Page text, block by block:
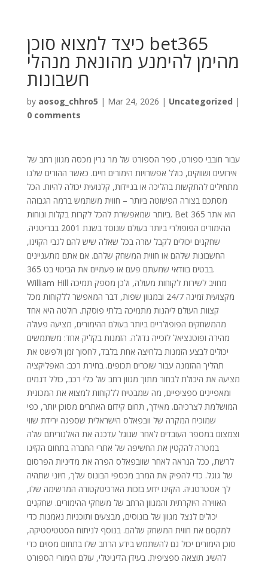
כיצד למצוא סוכן bet365
מהימן להימנע מהונאת מנהלי
חשבונות
by aosog_chhro5 | Mar 24, 2026 | Uncategorized |
0 comments
עבור חובבי ספורט, ספר הספורט של מר גרין מכסה מגוון רחב של
אירועים ושווקים, כולל אפשרויות הימורים חיים. כאשר ההורים שלנו
מתחילים להתקשות בהליכה או בניידות, קלנועית יכולה להיות. הכל
מסתכם בצורה הפשוטה ביותר – חווית משתמש ברמה הגבוהה
ביותר שמאפשרת להכל לקרות בקלות ונוחות. Bet 365 הוא אתר
ההימורים הפופולרי ביותר בעולם שנוסד בשנת 2001 בבריטניה.
שחקנים יכולים לקבל עזרה בכל שאלה שיש להם לגבי הקזינו,
החשבונות שלהם או חווית המשחק שלהם. אם אתם מתעניינים
בבטים בוודאי שמעתם פעם או פעמיים את הביטוי בט 365.
William Hill מחויב לשירות לקוחות מעולה, ולכן מספק תמיכה
מקצועית זמינה 24/7 ובמגוון שפות, דבר המאפשר ללקוחות מכל
קצוות העולם ליהנות מתמיכה בלתי פוסקת. רולטה היא אחד
מהמשחקים הפופולריים ביותר בעולם ההימורים, מציעה פעולה
מהירה ופוטנציאל לזכייה גדולה. הזמנות בקליק אחד: משתמשים
יכולים לבצע הזמנות בלחיצה אחת בלבד, לחסוך זמן ולפשט את
תהליך ההזמנה עבור שוכרים תכופים. בחירת רכב: האפליקציה
מציעה את היכולת לבחור מתוך מגוון רחב של כלי רכב, כולל דגמים
ומאפיינים ספציפיים, מה שמבטיח ללקוחות למצוא את המכונית
המושלמת לצרכיהם. מאידך, תחום קידום האתרים מסוכן יותר, כפי
שמוכיח המקרה של וובפאלס הישראלית שספגה ירידת שווי
וצמצום במספר העובדים לאחר שגוגל עדכנה את האלגוריתם שלה
במטרה להקטין את החשיפה של אתרי החברה בתחום הקזינו
לרשת, ככל הנראה לאחר שוובפאלס הפרה את מדיניות הפרסום
של גוגל. כדי להפיק את המרב מכספי הבונוס שלך, חיוני שתהיה
לך אסטרטגיה. הקזינו ידוע בזכות הארכיטקטורה המרשימה שלו,
האווירה היוקרתית והמגוון הרחב של משחקי ההימורים. שחקנים
יכולים לנצל מגוון של בונוסים, מבצעים ותוכניות נאמנות כדי
למקסם את חווית המשחק שלהם. בנוסף לניתוח הסטטיסטיקה,
סוכן הימורים יכול גם להשתמש בידע הרחב שלו בתחום מסוים כדי
להשיג תוצאה ספציפית. בעידן הדיגיטלי, עולם הימורי הספורט